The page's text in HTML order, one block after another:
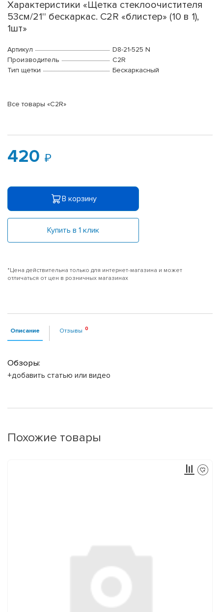
Характеристики «Щетка стеклоочистителя
53см/21'' бескаркас. C2R «блистер» (10 в 1),
1шт»
Артикул
D8-21-525 N
Производитель
C2R
Тип щетки
Бескаркасный
Все товары «C2R»
420
В корзину
Купить в 1 клик
*Цена действительна только для интернет-магазина и может
отличаться от цен в розничных магазинах
Описание Отзывы
Обзоры:
+добавить статью или видео
Похожие товары